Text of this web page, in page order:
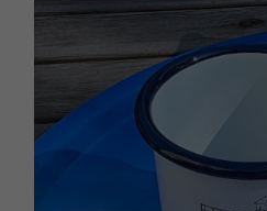
har
varianter.
De
olika
alternativen
kan